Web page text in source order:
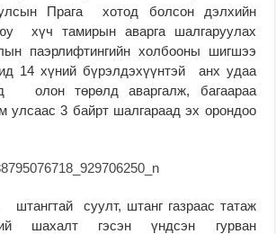
Прага хотод болсон дэлхийн
хүч тамирын аварга шалгаруулах
паэрлифтингийн холбооны шигшээ
14 хүний бүрэлдэхүүнтэй анх удаа
олон төрөлд аваргалж, багаараа
улсаас 3 байрт шалгараад эх орондоо
суулт, штанг газраас татаж
шахалт гэсэн үндсэн гурван